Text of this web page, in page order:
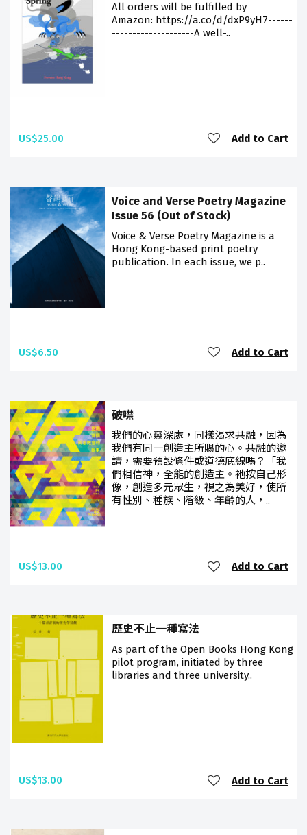
All orders will be fulfilled by
Amazon: https://a.co/d/dxP9yH7------
--------------------A well-..
US$25.00 Add to Cart
Voice and Verse Poetry Magazine
Issue 56 (Out of Stock)
Voice & Verse Poetry Magazine is a
Hong Kong-based print poetry
publication. In each issue, we p..
US$6.50 Add to Cart
破噤
我們的心靈深處，同樣渴求共融，因為
我們有同一創造主所賜的心。共融的邀
請，需要預設條件或道德底線嗎？「我
們相信神，全能的創造主。祂按自己形
像，創造多元眾生，視之為美好，使所
有性別、種族、階級、年齡的人，..
US$13.00 Add to Cart
歷史不止一種寫法
As part of the Open Books Hong Kong
pilot program, initiated by three
libraries and three university..
US$13.00 Add to Cart